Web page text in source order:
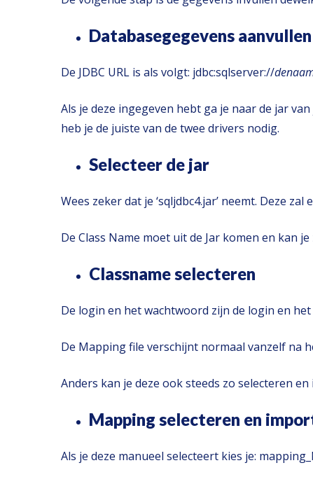
Databasegegevens aanvullen
De JDBC URL is als volgt: jdbc:sqlserver://
Als je deze ingegeven hebt ga je naar de jar
heb je de juiste van de twee drivers nodig.
Selecteer de jar
Wees zeker dat je ‘sqljdbc4.jar’ neemt. Deze
De Class Name moet uit de Jar komen en kan
Classname selecteren
De login en het wachtwoord zijn de login en
De Mapping file verschijnt normaal vanzelf na
Anders kan je deze ook steeds zo selecteren
Mapping selecteren en
Als je deze manueel selecteert kies je: